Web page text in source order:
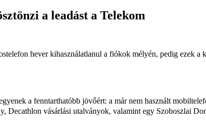
a leadást a Telekom
hever kihasználatlanul a fiókok mélyén, pedig ezek a
a fenntarthatóbb jövőért: a már nem használt
Decathlon vásárlási utalványok, valamint egy Szoboszlai